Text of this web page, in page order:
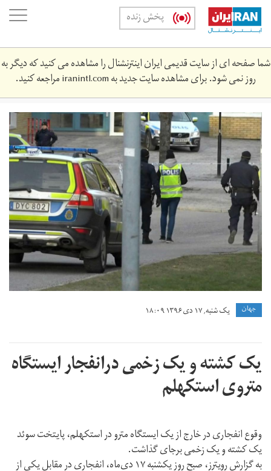
Skip
main
content
پخش زنده
شما صفحه ای از سایت قدیمی ایران اینترنشنال را مشاهده می کنید که دیگر به
روز نمی شود. برای مشاهده سایت جدید بهiranintl.comمراجعه کنید.
skynews-
stockholm-
sweden-
explosion_4200188.jpg
جهان یک شنبه, ۱۷ دی ۱۳۹۶ ۱۸:۰۹
یک کشته و یک زخمی درانفجار ایستگاه
متروی استکهلم
وقوع انفجاری در خارج از یک ایستگاه مترو در استکهلم، پایتخت سوئد
یک کشته و یک زخمی برجای گذاشت.
به گزارش رویترز، صبح روز یکشنبه ۱۷ دی‌ماه، انفجاری در مقابل یکی از